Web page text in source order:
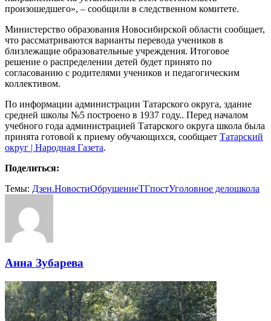
произошедшего», – сообщили в следственном комитете.
Министерство образования Новосибирской области сообщает,
что рассматриваются варианты перевода учеников в
близлежащие образовательные учреждения. Итоговое
решение о распределении детей будет принято по
согласованию с родителями учеников и педагогическим
коллективом.
По информации администрации Татарского округа, здание
средней школы №5 построено в 1937 году.. Перед началом
учебного года администрацией Татарского округа школа была
принята готовой к приему обучающихся, сообщает Татарский
округ | Народная Газета.
Поделиться:
Темы: Дзен.НовостиОбрушениеТГпостУголовное делошкола
Анна Зубарева